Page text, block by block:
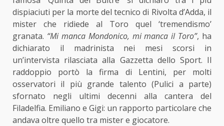
dispiaciuti per la morte del tecnico di Rivolta d’Adda, il
mister che ridiede al Toro quel ‘tremendismo’
granata. “Mi manca Mondonico, mi manca il Toro”, ha
dichiarato il madrinista nei mesi scorsi in
un’intervista rilasciata alla Gazzetta dello Sport. Il
raddoppio portò la firma di Lentini, per molti
osservatori il più grande talento (Pulici a parte)
sfornato negli ultimi decenni alla cantera del
Filadelfia. Emiliano e Gigi: un rapporto particolare che
andava oltre quello tra mister e giocatore.